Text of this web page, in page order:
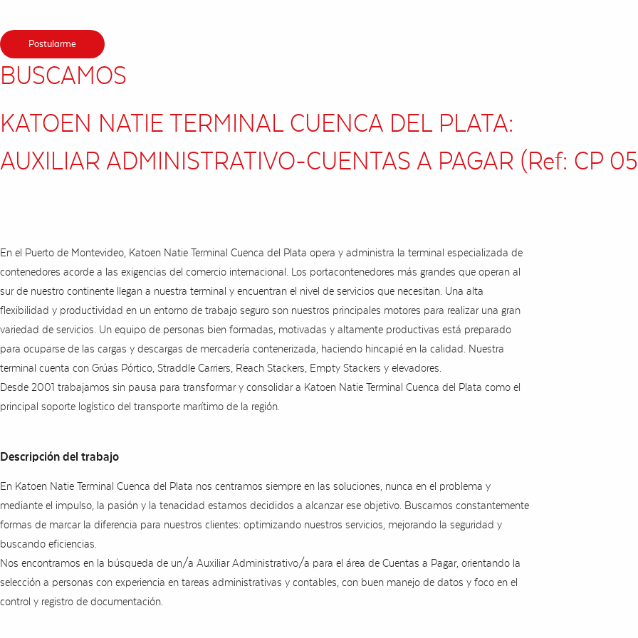
Postularme
BUSCAMOS
KATOEN NATIE TERMINAL CUENCA DEL PLATA:
AUXILIAR ADMINISTRATIVO-CUENTAS A PAGAR (Ref: CP
En el Puerto de Montevideo, Katoen Natie Terminal Cuenca del Plata opera y administra la terminal especializada de
contenedores acorde a las exigencias del comercio internacional. Los portacontenedores más grandes que operan al
sur de nuestro continente llegan a nuestra terminal y encuentran el nivel de servicios que necesitan. Una alta
flexibilidad y productividad en un entorno de trabajo seguro son nuestros principales motores para realizar una gran
variedad de servicios. Un equipo de personas bien formadas, motivadas y altamente productivas está preparado
para ocuparse de las cargas y descargas de mercadería contenerizada, haciendo hincapié en la calidad. Nuestra
terminal cuenta con Grúas Pórtico, Straddle Carriers, Reach Stackers, Empty Stackers y elevadores.
Desde 2001 trabajamos sin pausa para transformar y consolidar a Katoen Natie Terminal Cuenca del Plata como el
principal soporte logístico del transporte marítimo de la región.
Descripción del trabajo
En Katoen Natie Terminal Cuenca del Plata nos centramos siempre en las soluciones, nunca en el problema y
mediante el impulso, la pasión y la tenacidad estamos decididos a alcanzar ese objetivo. Buscamos constantemente
formas de marcar la diferencia para nuestros clientes: optimizando nuestros servicios, mejorando la seguridad y
buscando eficiencias.
Nos encontramos en la búsqueda de un/a Auxiliar Administrativo/a para el área de Cuentas a Pagar, orientando la
selección a personas con experiencia en tareas administrativas y contables, con buen manejo de datos y foco en el
control y registro de documentación.